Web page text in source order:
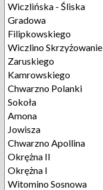
Wiczlińska - Śliska
Gradowa
Filipkowskiego
Wiczlino Skrzyżowanie
Zaruskiego
Kamrowskiego
Chwarzno Polanki
Sokoła
Amona
Jowisza
Chwarzno Apollina
Okrężna II
Okrężna I
Witomino Sosnowa